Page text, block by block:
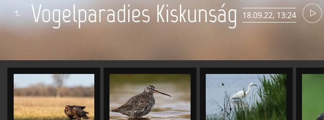
Vogelparadies Kiskunság 18.09.22, 13:24